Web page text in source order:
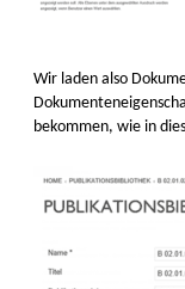
Wir laden also
bekommen, wie in